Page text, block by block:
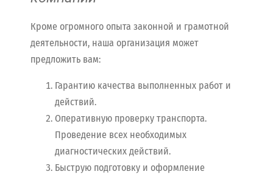
Кроме огромного опыта законной и грамотной
деятельности, наша организация может
предложить вам:
Гарантию качества выполненных работ и
действий.
Оперативную проверку транспорта.
Проведение всех необходимых
диагностических действий.
Быструю подготовку и оформление